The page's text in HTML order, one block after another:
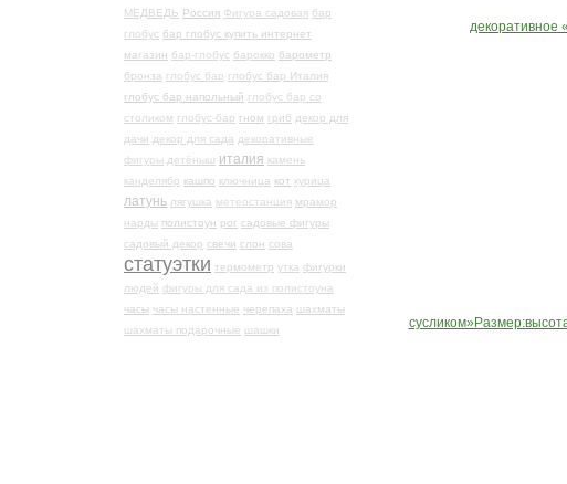
МЕДВЕДЬ Россия Фигура садовая бар
глобус бар глобус купить интернет
магазин бар-глобус барокко барометр
бронза глобус бар глобус бар Италия
глобус бар напольный глобус бар со
столиком глобус-бар гном гриб декор для
дачи декор для сада декоративные
фигуры детёныш италия камень
канделябр кашпо ключница кот курица
латунь лягушка метеостанция мрамор
нарды полистоун рог садовые фигуры
садовый декор свечи слон сова
статуэтки термометр утка фигурки
людей фигуры для сада из полистоуна
часы часы настенные черепаха шахматы
шахматы подарочные
шашки